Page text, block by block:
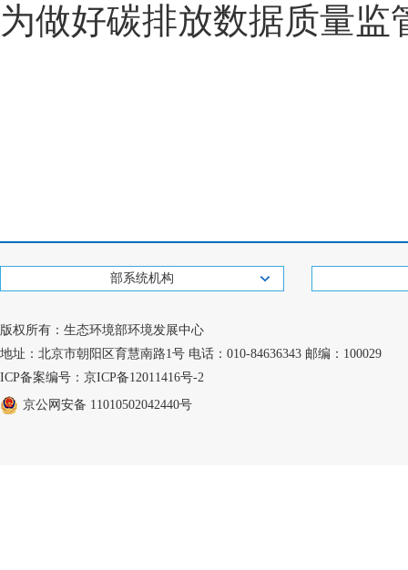
为做好碳排放数据质量
部系统机构
版权所有：生态环境部环境发展中心
地址：北京市朝阳区育慧南路1号 电话：010-84636343 邮编：100029
ICP备案编号：京ICP备12011416号-2
京公网安备 11010502042440号